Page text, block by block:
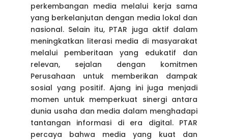
perkembangan media melalui kerja sama
yang berkelanjutan dengan media lokal dan
nasional. Selain itu, PTAR juga aktif dalam
meningkatkan literasi media di masyarakat
melalui pemberitaan yang edukatif dan
relevan, sejalan dengan komitmen
Perusahaan untuk memberikan dampak
sosial yang positif. Ajang ini juga menjadi
momen untuk memperkuat sinergi antara
dunia usaha dan media dalam menghadapi
tantangan informasi di era digital. PTAR
percaya bahwa media yang kuat dan